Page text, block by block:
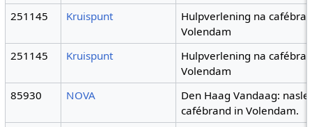
251145
Kruispunt
Hulpverlening na
Volendam
251145
Kruispunt
Hulpverlening na
Volendam
85930
NOVA
Den Haag Vandaag:
cafébrand in Volendam.